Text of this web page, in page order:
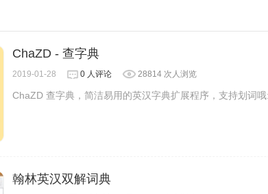
人员可以将DeepL的翻译集成到他们最喜欢的翻译软
API计划允许开发者在DeepL翻译质量的基础上创建
ChaZD - 查字典
2019-01-28 0 人评论 28814 次人浏览
ChaZD 查字典，简洁易用的英汉字典扩展程序，支持划词哦:
翰林英汉双解词典